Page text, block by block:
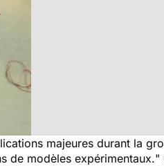
majeures durant la
de modèles expérimentaux."